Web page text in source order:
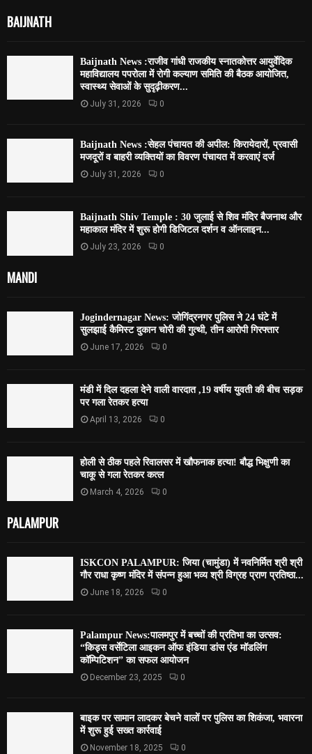
BAIJNATH
Baijnath News :राजीव गांधी राजकीय स्नातकोत्तर आयुर्वेदिक
महाविद्यालय पपरोला में रोगी कल्याण समिति की बैठक आयोजित,
स्वास्थ्य सेवाओं के सुदृढ़ीकरण...
July 31, 2026 0
Baijnath News :सेहल पंचायत की अपील: किरायेदारों, प्रवासी
मजदूरों व बाहरी व्यक्तियों का विवरण पंचायत में करवाएं दर्ज
July 31, 2026 0
Baijnath Shiv Temple : 30 जुलाई से शिव मंदिर बैजनाथ और
महाकाल मंदिर में शुरू होगी डिजिटल दर्शन व ऑनलाइन...
July 23, 2026 0
MANDI
Jogindernagar News: जोगिंद्रनगर पुलिस ने 24 घंटे में
सुलझाई कैमिस्ट दुकान चोरी की गुत्थी, तीन आरोपी गिरफ्तार
June 17, 2026 0
मंडी में दिल दहला देने वाली वारदात ,19 वर्षीय युवती की बीच सड़क
पर गला रेतकर हत्या
April 13, 2026 0
होली से ठीक पहले रिवालसर में खौफनाक हत्या! बौद्ध भिक्षुणी का
चाकू से गला रेतकर कत्ल
March 4, 2026 0
PALAMPUR
ISKCON PALAMPUR: जिया (चामुंडा) में नवनिर्मित श्री श्री
गौर राधा कृष्ण मंदिर में संपन्न हुआ भव्य श्री विग्रह प्राण प्रतिष्ठा...
June 18, 2026 0
Palampur News:पालमपुर में बच्चों की प्रतिभा का उत्सव:
“किड्स वर्सेटिला आइकन ऑफ इंडिया डांस एंड मॉडलिंग
कॉम्पिटिशन” का सफल आयोजन
December 23, 2025 0
बाइक पर सामान लादकर बेचने वालों पर पुलिस का शिकंजा, भवारना
में शुरू हुई सख्त कार्रवाई
November 18, 2025 0